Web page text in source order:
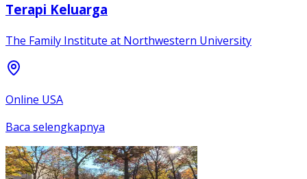
Terapi Keluarga
The Family Institute at Northwestern University
Online USA
Baca selengkapnya